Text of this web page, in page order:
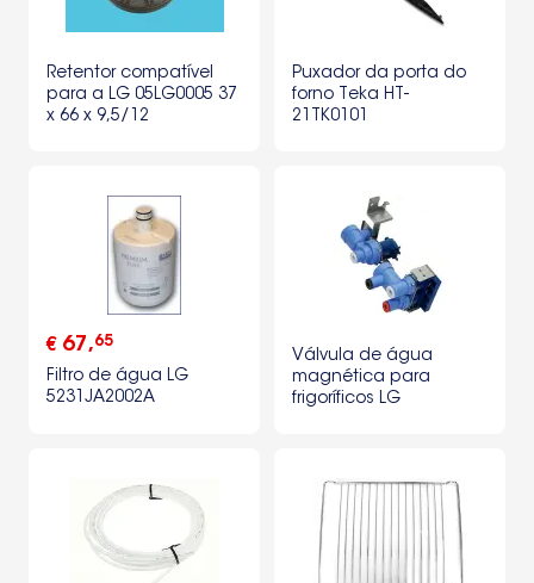
Retentor compatível
para a LG 05LG0005 37
x 66 x 9,5/12
Puxador da porta do
forno Teka HT-
21TK0101
€ 67,65
Filtro de água LG
5231JA2002A
Válvula de água
magnética para
frigoríficos LG